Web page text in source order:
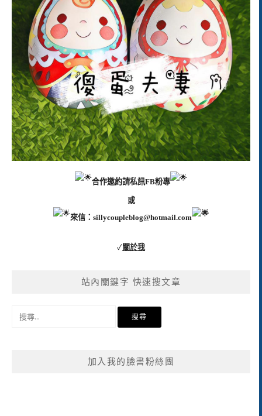
合作邀約請私訊FB粉專
或
來信： sillycoupleblog@hotmail.com
✓關於我
站內關鍵字 快速搜文章
加入我的臉書粉絲團